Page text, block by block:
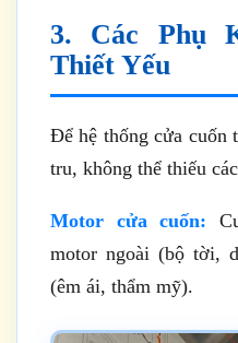
3. Các Phụ
Thiết Yếu
Để hệ thống cửa cuốn
tru, không thể thiếu
Motor cửa cuốn:
motor ngoài (bộ tời,
(êm ái, thẩm mỹ).